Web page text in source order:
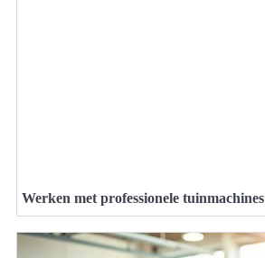
Werken met professionele tuinmachines